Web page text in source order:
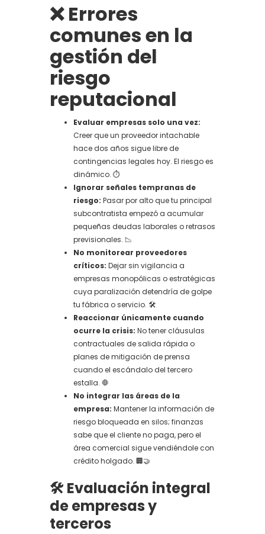
❌ Errores
comunes en la
gestión del
riesgo
reputacional
Evaluar empresas solo una vez:
Creer que un proveedor intachable
hace dos años sigue libre de
contingencias legales hoy. El riesgo es
dinámico. ⏱️
Ignorar señales tempranas de
riesgo: Pasar por alto que tu principal
subcontratista empezó a acumular
pequeñas deudas laborales o retrasos
previsionales. 📉
No monitorear proveedores
críticos: Dejar sin vigilancia a
empresas monopólicas o estratégicas
cuya paralización detendría de golpe
tu fábrica o servicio. 🛠️
Reaccionar únicamente cuando
ocurre la crisis: No tener cláusulas
contractuales de salida rápida o
planes de mitigación de prensa
cuando el escándalo del tercero
estalla. 🛑
No integrar las áreas de la
empresa: Mantener la información de
riesgo bloqueada en silos; finanzas
sabe que el cliente no paga, pero el
área comercial sigue vendiéndole con
crédito holgado. 🏢🤝
🛠️ Evaluación integral
de empresas y
terceros